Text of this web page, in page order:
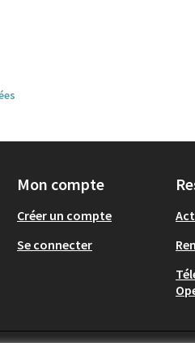
Mon compte
Créer un compte
Se connecter